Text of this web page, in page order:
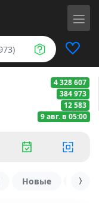
4 328 607
384 973
12 583
9 авг. в 05:00
Новые С